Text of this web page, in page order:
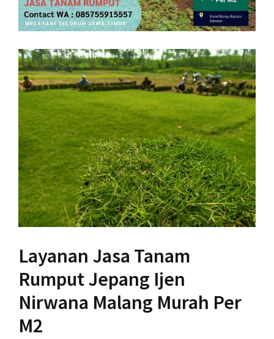
Layanan Jasa Tanam
Rumput Jepang Ijen
Nirwana Malang Murah Per
M2